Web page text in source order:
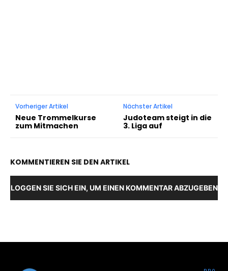
Vorheriger Artikel
Neue Trommelkurse
zum Mitmachen
Nächster Artikel
Judoteam steigt in die
3. Liga auf
KOMMENTIEREN SIE DEN ARTIKEL
LOGGEN SIE SICH EIN, UM EINEN KOMMENTAR ABZUGEBEN